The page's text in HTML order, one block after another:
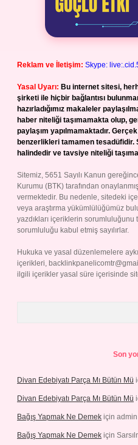
Reklam ve İletişim: Skype:
Yasal Uyarı: Bu internet sitesi,
şirketi ile hiçbir bağlantısı
hazırladığımız makaleler
haber niteliği taşımamakta olup,
paylaşım yapılmamaktadır.
benzerlikleri tamamen
halindedir ve tavsiye niteliği
Sitemiz, 5651 Sayılı Kanun
Kurumu (BTK) tarafından
vermektedir. Bu nedenle, sitedeki
veya araştırma yükümlülüğümüz
yazdıkları içeriklerin
sorumluluğu kabul etmiş sayılırlar.
Hukuka ve yasal düzenlemelere
içerikleri,
ilgili içerikler yasal süre içerisinde
Son
Divan Edebiyatı Parça Mı Bütün Mü
Divan Edebiyatı Parça Mı Bütün Mü
Bağış Yapmak Ne Demek için admin
Bağış Yapmak Ne Demek için